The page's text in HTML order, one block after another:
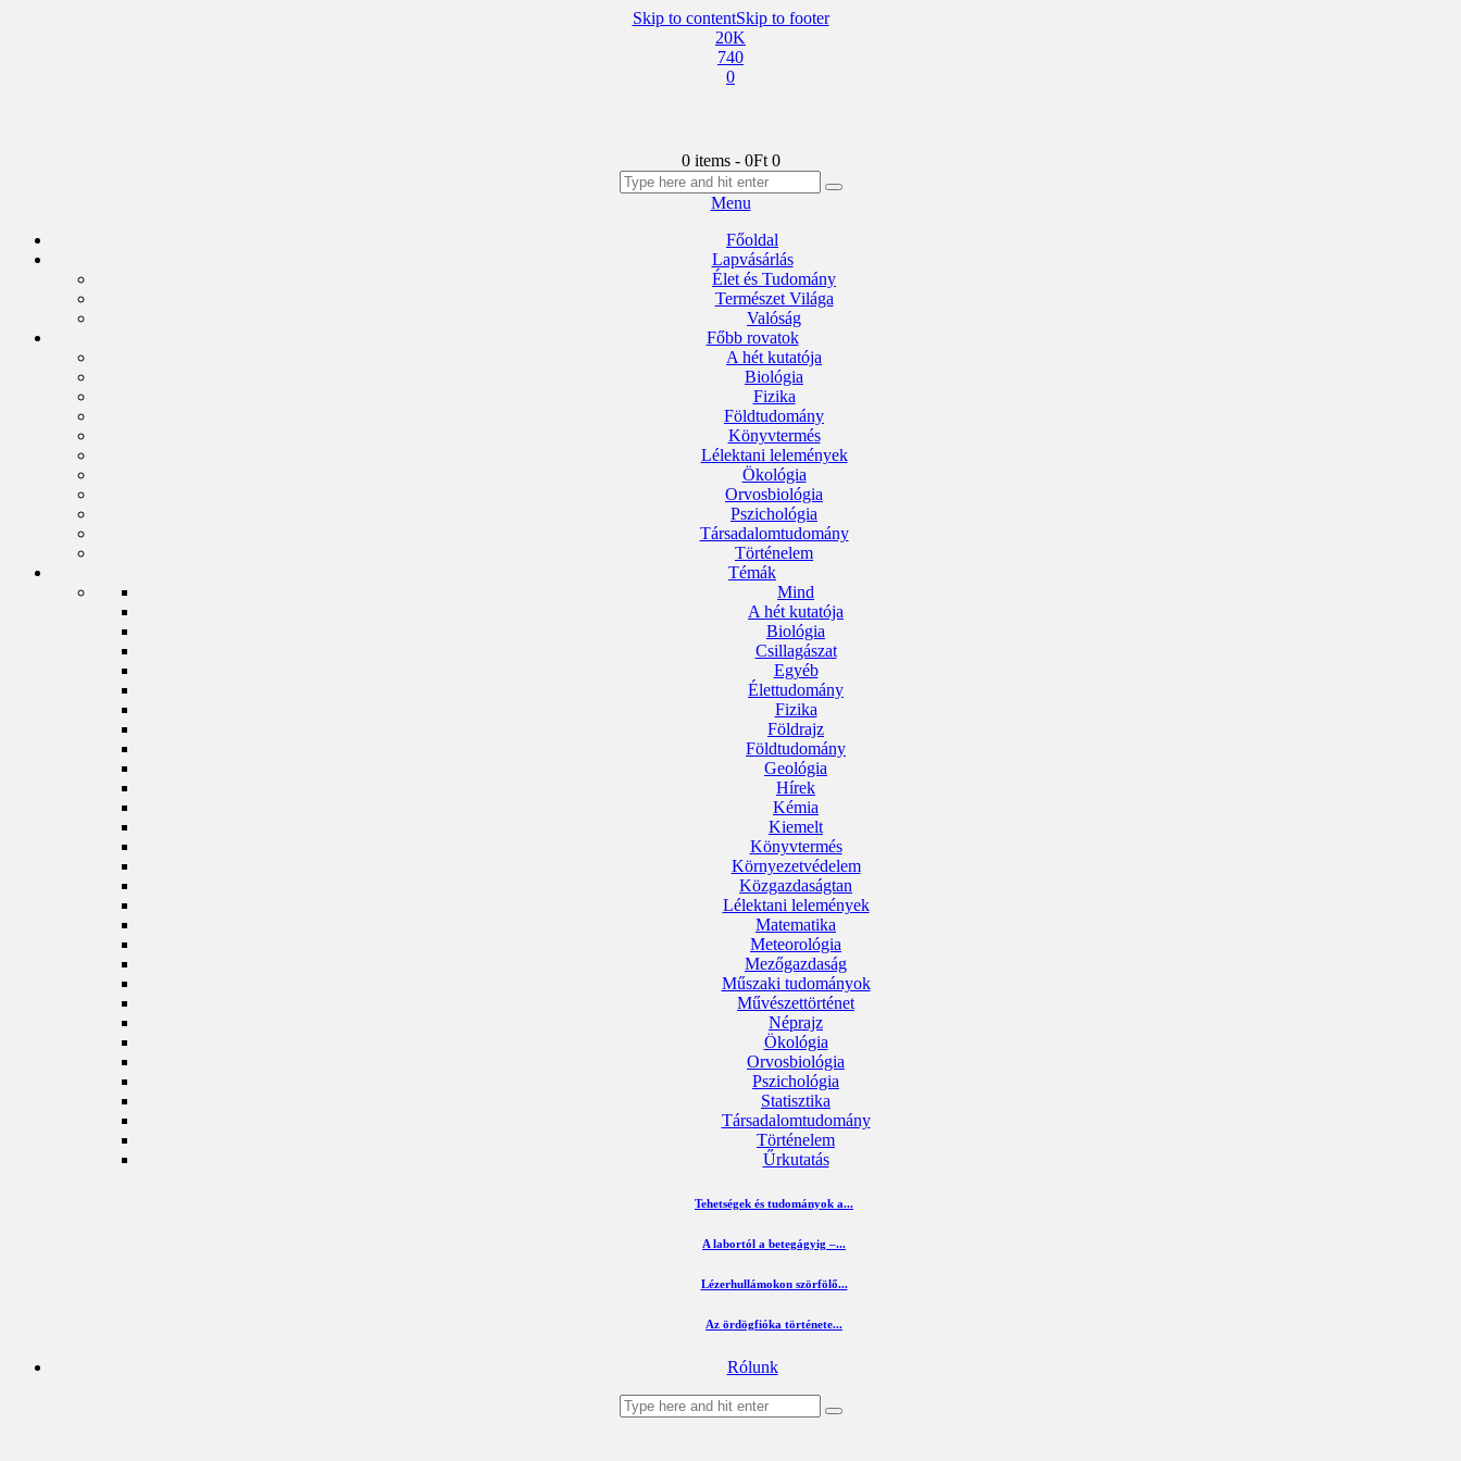
Skip to contentSkip to footer
20K
740
0
0 items - 0Ft 0
Menu
Főoldal
Lapvásárlás
Élet és Tudomány
Természet Világa
Valóság
Főbb rovatok
A hét kutatója
Biológia
Fizika
Földtudomány
Könyvtermés
Lélektani lelemények
Ökológia
Orvosbiológia
Pszichológia
Társadalomtudomány
Történelem
Témák
Mind
A hét kutatója
Biológia
Csillagászat
Egyéb
Élettudomány
Fizika
Földrajz
Földtudomány
Geológia
Hírek
Kémia
Kiemelt
Könyvtermés
Környezetvédelem
Közgazdaságtan
Lélektani lelemények
Matematika
Meteorológia
Mezőgazdaság
Műszaki tudományok
Művészettörténet
Néprajz
Ökológia
Orvosbiológia
Pszichológia
Statisztika
Társadalomtudomány
Történelem
Űrkutatás
Tehetségek és tudományok a...
A labortól a betegágyig –...
Lézerhullámokon szörfölő...
Az ördögfióka története...
Rólunk